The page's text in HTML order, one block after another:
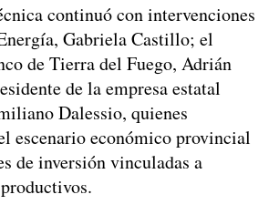
continuó con intervenciones
Gabriela Castillo; el
de Tierra del Fuego, Adrián
de la empresa estatal
Dalessio, quienes
escenario económico provincial
de inversión vinculadas a